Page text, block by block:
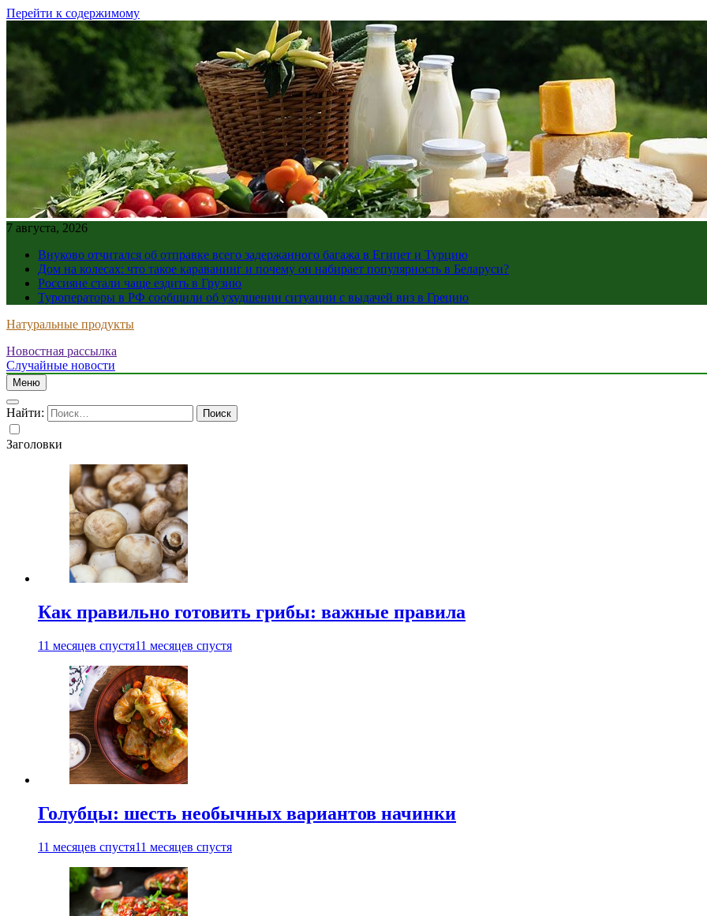
Перейти к содержимому
7 августа, 2026
Внуково отчитался об отправке всего задержанного багажа в Египет и Турцию
Дом на колесах: что такое караванинг и почему он набирает популярность в Беларуси?
Россияне стали чаще ездить в Грузию
Туроператоры в РФ сообщили об ухудшении ситуации с выдачей виз в Грецию
Натуральные продукты
Новостная рассылка
Случайные новости
Меню
Найти:
Заголовки
Как правильно готовить грибы: важные правила
11 месяцев спустя11 месяцев спустя
Голубцы: шесть необычных вариантов начинки
11 месяцев спустя11 месяцев спустя